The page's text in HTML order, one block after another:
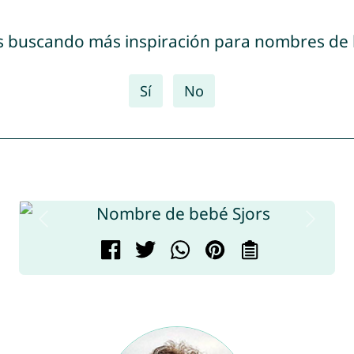
buscando más inspiración para nombres de
Sí No